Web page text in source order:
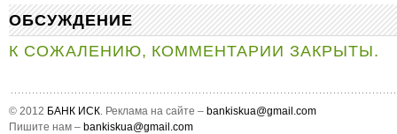
ОБСУЖДЕНИЕ
К СОЖАЛЕНИЮ, КОММЕНТАРИИ ЗАКРЫТЫ.
© 2012 БАНК ИСК. Реклама на сайте – bankiskua@gmail.com
Пишите нам – bankiskua@gmail.com